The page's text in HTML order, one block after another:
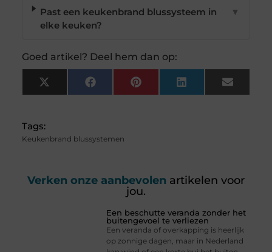
Past een keukenbrand blussysteem in
elke keuken?
▼
Goed artikel? Deel hem dan op:
X
(Twitter)
FacebookPinterest LinkedIn Email
Tags:
Keukenbrand blussystemen
Verken onze aanbevolen artikelen voor
jou.
Een beschutte veranda zonder het
buitengevoel te verliezen
Een veranda of overkapping is heerlijk
op zonnige dagen, maar in Nederland